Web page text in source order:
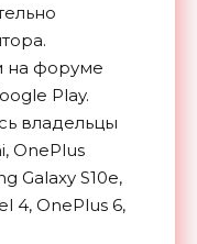
на форуме
Play.
владельцы
OnePlus
Galaxy S10e,
4, OnePlus 6,